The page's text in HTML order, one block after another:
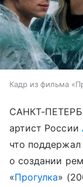
Кадр из фильма
САНКТ-
артист России
что
о создании
«Прогулка»